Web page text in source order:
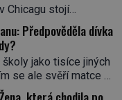
Je tichomořský
prokletým
jen nebezpečná
jednu z
záhad? […]
Chicagu stojí
Nemá žádný speciální
desku. A přesto prý
neradi chodí do
totiž sídlil sériový
a také
past na lidi
Předpověděla dívka
školy jako tisíce jiných
se ale svěří matce s
škole, kterou dobře
která chodila po